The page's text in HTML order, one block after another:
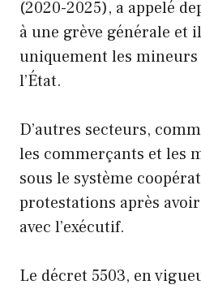
(2020-2025), a appelé
à une grève générale et
uniquement les
l’État.
D’autres secteurs,
les commerçants et les
sous le système
protestations après
avec l’exécutif.
Le décret 5503, en